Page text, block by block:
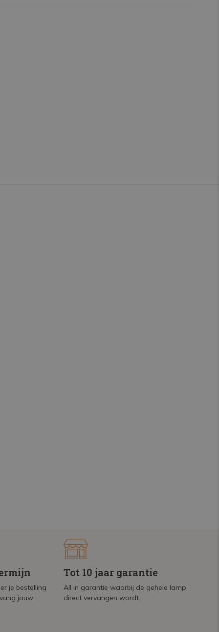
je bestelling
jouw
Tot 10 jaar garantie
All in garantie waarbij de gehele lamp
direct vervangen wordt.